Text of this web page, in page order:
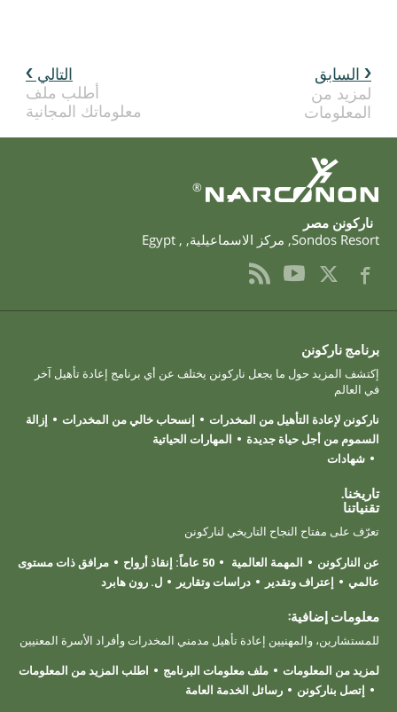
التالي
أطلب ملف
معلوماتك المجانية
السابق
لمزيد من
المعلومات
®
‫ناركونن‬ ‫مصر‬
Sondos Resort
, مركز الاسماعيلية,
,
Egypt
برنامج ناركونن
إكتشف المزيد حول ما يجعل ناركونن يختلف عن أي برنامج إعادة تأهيل آخر
في العالم
ناركونن لإعادة التأهيل من المخدرات
إنسحاب خالي من المخدرات
إزالة
السموم من أجل حياة جديدة
المهارات الحياتية
شهادات
تاريخنا.
تقنياتنا
تعرّف على مفتاح النجاح التاريخي لناركونن
عن الناركونن
المهمة العالمية 50 عاماً: إنقاذ أرواح
مرافق ذات مستوى
عالمي
إعتراف وتقدير دراسات وتقارير ل. رون هابرد
معلومات إضافية:
للمستشارين، والمهنيين إعادة تأهيل مدمني المخدرات وأفراد الأسرة المعنيين
لمزيد من المعلومات
ملف معلومات البرنامج
اطلب المزيد من المعلومات
إتصل بناركونن
رسائل الخدمة العامة